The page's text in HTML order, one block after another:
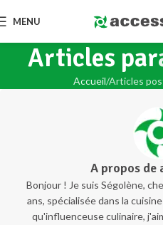
MENU
Articles par
Accueil Articles
A propos de
Bonjour ! Je suis Ségolène,
ans, spécialisée dans la
qu'influenceuse culinaire,